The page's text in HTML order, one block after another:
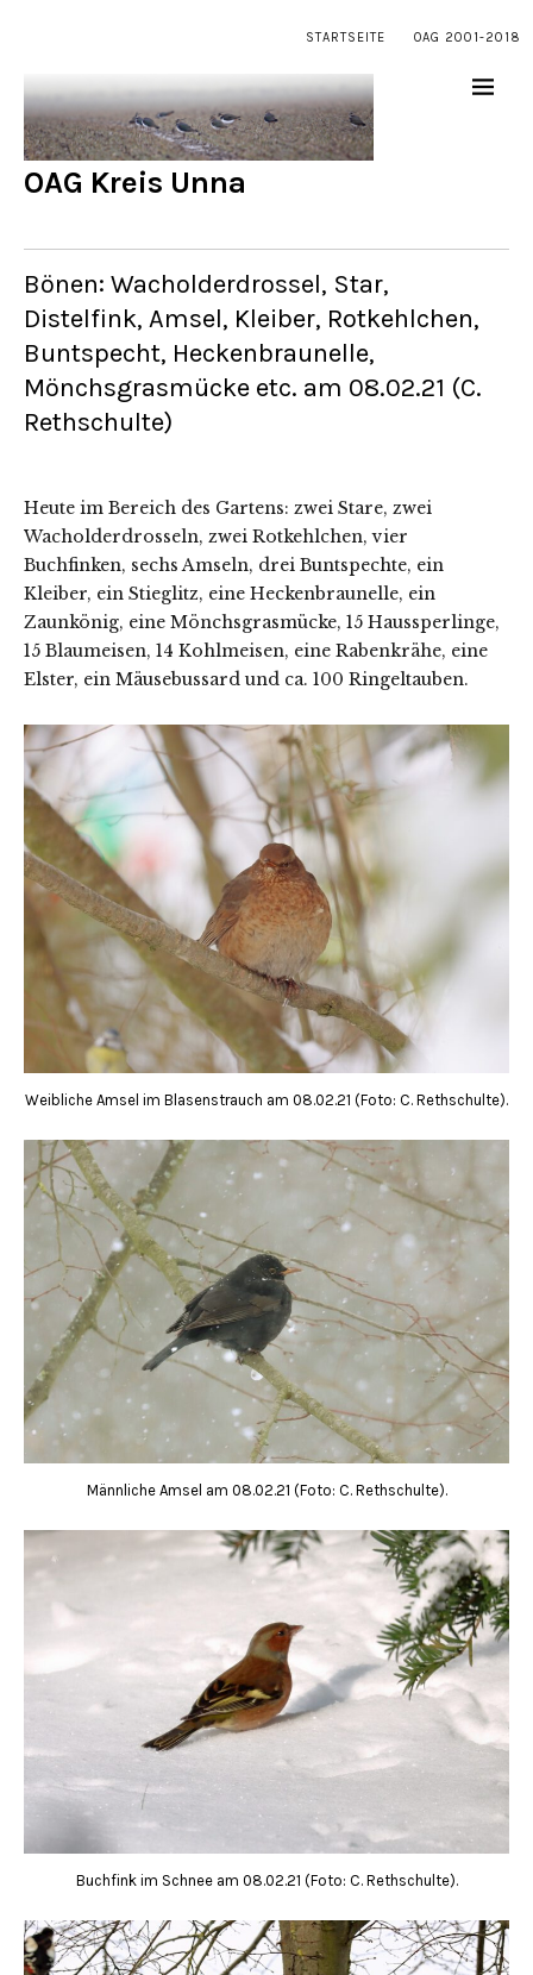
STARTSEITE OAG 2001-2018
OAG Kreis Unna
Bönen: Wacholderdrossel, Star,
Distelfink, Amsel, Kleiber, Rotkehlchen,
Buntspecht, Heckenbraunelle,
Mönchsgrasmücke etc. am 08.02.21 (C.
Rethschulte)
Heute im Bereich des Gartens: zwei Stare, zwei
Wacholderdrosseln, zwei Rotkehlchen, vier
Buchfinken, sechs Amseln, drei Buntspechte, ein
Kleiber, ein Stieglitz, eine Heckenbraunelle, ein
Zaunkönig, eine Mönchsgrasmücke, 15 Haussperlinge,
15 Blaumeisen, 14 Kohlmeisen, eine Rabenkrähe, eine
Elster, ein Mäusebussard und ca. 100 Ringeltauben.
Weibliche Amsel im Blasenstrauch am 08.02.21 (Foto: C. Rethschulte).
Männliche Amsel am 08.02.21 (Foto: C. Rethschulte).
Buchfink im Schnee am 08.02.21 (Foto: C. Rethschulte).